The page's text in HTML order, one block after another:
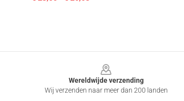
Wereldwijde verzending
Wij verzenden naar meer dan 200 landen